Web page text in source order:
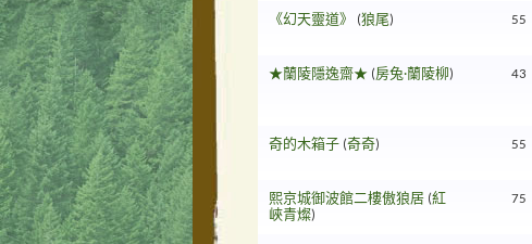
《幻天靈道》 (狼尾) 55
★蘭陵隱逸齋★ (房兔·蘭陵柳) 43
奇的木箱子 (奇奇) 55
熙京城御波館二樓傲狼居 (紅
峽青燦)
75